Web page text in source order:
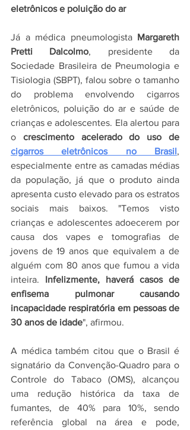
eletrônicos e poluição do ar
Já a médica pneumologista Margareth
Pretti Dalcolmo, presidente da
Sociedade Brasileira de Pneumologia e
Tisiologia (SBPT), falou sobre o tamanho
do problema envolvendo cigarros
eletrônicos, poluição do ar e saúde de
crianças e adolescentes. Ela alertou para
o
cigarros eletrônicos no Brasil,
especialmente entre as camadas médias
da população, já que o produto ainda
apresenta custo elevado para os estratos
sociais mais baixos. "Temos visto
crianças e adolescentes adoecerem por
causa dos vapes e tomografias de
jovens de 19 anos que equivalem a de
alguém com 80 anos que fumou a vida
inteira. Infelizmente, haverá casos de
enfisema pulmonar causando
incapacidade respiratória em pessoas de
30 anos de idade", afirmou.
A médica também citou que o Brasil é
signatário da Convenção-Quadro para o
Controle do Tabaco (OMS), alcançou
uma redução histórica da taxa de
fumantes, de 40% para 10%, sendo
referência global na área e pode,